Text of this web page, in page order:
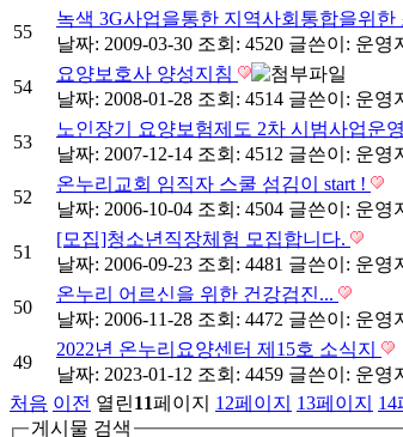
55
녹색 3G사업을통한 지역사회통합을위한
날짜: 2009-03-30 조회: 4520 글쓴이: 운영
54
요양보호사 양성지침
날짜: 2008-01-28 조회: 4514 글쓴이: 운영
53
노인장기 요양보험제도 2차 시범사업운
날짜: 2007-12-14 조회: 4512 글쓴이: 운영
52
온누리교회 임직자 스쿨 섬김이 start !
날짜: 2006-10-04 조회: 4504 글쓴이: 운영
51
[모집]청소년직장체험 모집합니다.
날짜: 2006-09-23 조회: 4481 글쓴이: 운영
50
온누리 어르신을 위한 건강검진...
날짜: 2006-11-28 조회: 4472 글쓴이: 운영
49
2022년 온누리요양센터 제15호 소식지
날짜: 2023-01-12 조회: 4459 글쓴이: 운영
처음 이전 열린11페이지 12페이지 13페이지 14
게시물 검색